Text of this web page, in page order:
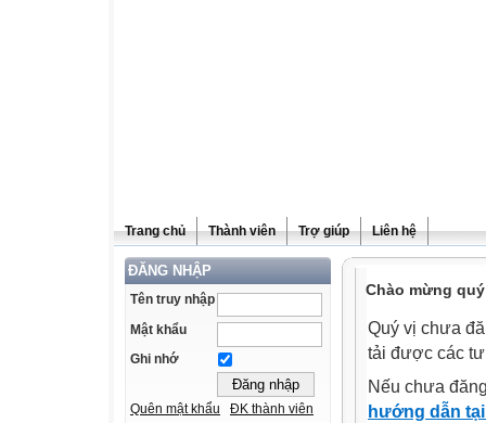
Trang chủ Thành viên Trợ giúp Liên hệ
ĐĂNG NHẬP
Tên truy nhập
Mật khẩu
Ghi nhớ
Quên mật khẩu ĐK thành viên
Chào mừng
Quý vị chưa
tải được các
Nếu chưa
hướng dẫn